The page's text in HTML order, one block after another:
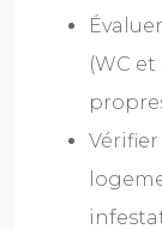
(WC
Vérifier